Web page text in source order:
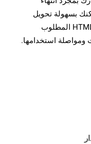
بسهولة تحويل
وتنزيل صفحات الويب بالتنسيق HTML المطلوب
ومواصلة استخدامها.